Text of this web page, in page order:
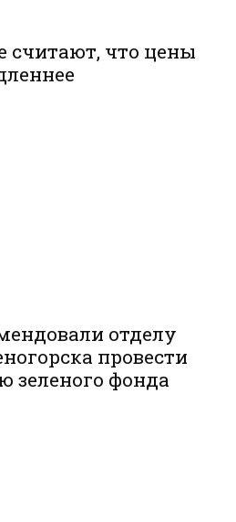
считают, что цены
отделу
провести
зеленого фонда